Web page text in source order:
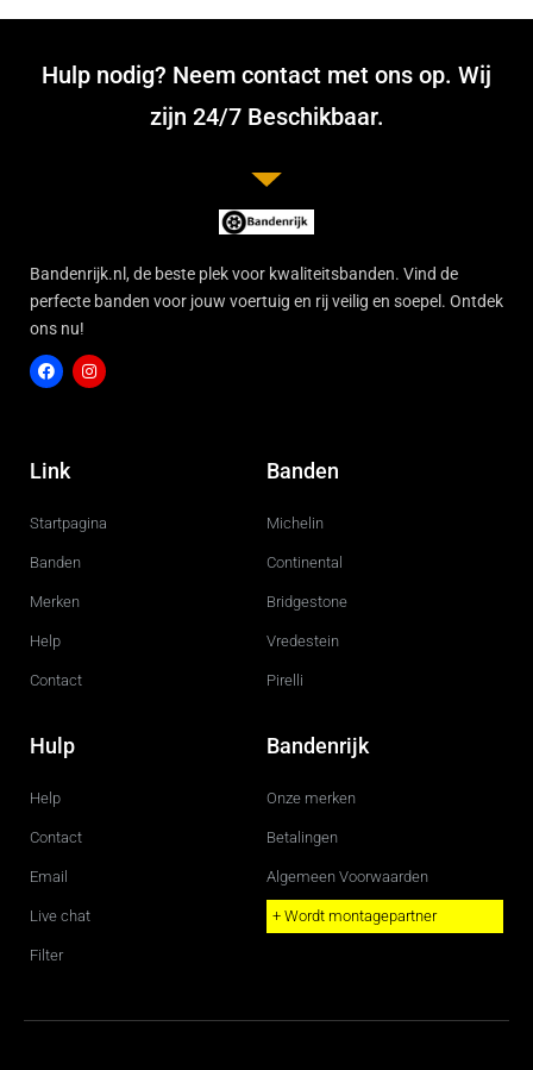
Hulp nodig? Neem contact met ons op. Wij
zijn 24/7 Beschikbaar.
Bandenrijk.nl, de beste plek voor kwaliteitsbanden. Vind de
perfecte banden voor jouw voertuig en rij veilig en soepel. Ontdek
ons nu!
c
e
o
g
r
Link
Startpagina
Banden
Merken
Help
Contact
Banden
Michelin
Continental
Bridgestone
Vredestein
Pirelli
Hulp
Help
Contact
Email
Live chat
Filter
Bandenrijk
Onze merken
Betalingen
Algemeen Voorwaarden
+ Wordt montagepartner